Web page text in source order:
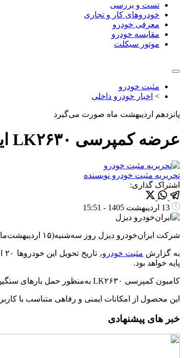
تست و بررسی
خودروهای کار و تجاری
معرفی خودرو
مقایسه خودرو
موتور سیکلت
مثبت خودرو
> اخبار خودرو داخلی
پانزدهم اردیبهشت ماه صورت می‌گیرد
عرضه کمپرسی LK۲۶۳۰ ایران‌خودرو دیزل در بورس کالا
تحریریه مثبت خودرو نویسنده
اشتراک گذاری:
شرکت ایران‌خودرو دیزل روز سه‌شنبه(۱۵ اردیبهشت‌ماه ۱۴۰۵) تعداد ۳۰ دستگاه کامیون کمپرسی LK۲۶۳۰ را در تالار خودرو بورس کالای ایران عرضه می‌کند.
به گزارش مثبت خودرو،
پایه خواهد بود.
کامیون کمپرسی LK۲۶۳۰ به‌منظور حمل بارهای سنگین طراحی‌شده و با بهره‌گیری از پیشرانه دیزلی و شاسی مستحکم، گزینه‌ای مناسب برای فعالیت‌های حمل‌ونقل و پروژه‌های عمرانی به شمار می‌آید.
این محصول از امکانات ایمنی و رفاهی متناسب با
خبر های پیشنهادی